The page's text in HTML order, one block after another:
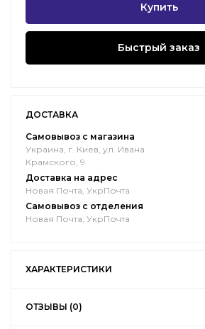
Купить
Быстрый заказ
ДОСТАВКА
Самовывоз с магазина
Украина, г. Киев, ул. Ивана
Крамского, 9
Доставка на адрес
Новая Почта, УкрПочта
Самовывоз с отделения
Новая Почта, УкрПочта
ХАРАКТЕРИСТИКИ
ОТЗЫВЫ (0)